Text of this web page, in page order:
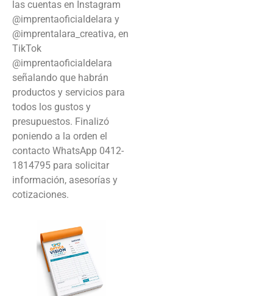
las cuentas en Instagram
@imprentaoficialdelara y
@imprentalara_creativa, en
TikTok
@imprentaoficialdelara
señalando que habrán
productos y servicios para
todos los gustos y
presupuestos. Finalizó
poniendo a la orden el
contacto WhatsApp 0412-
1814795 para solicitar
información, asesorías y
cotizaciones.